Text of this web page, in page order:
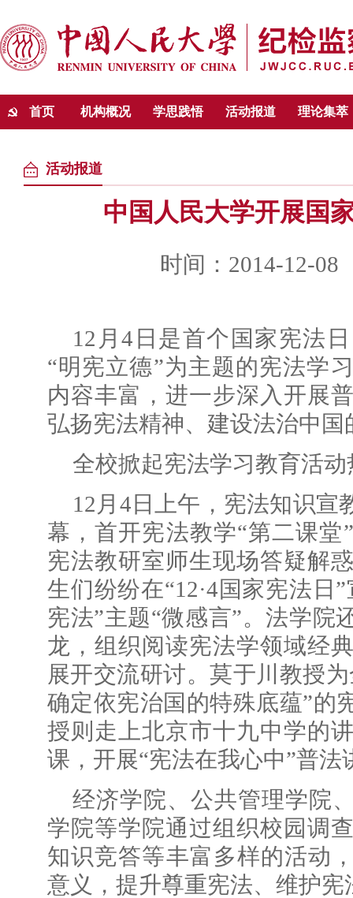
首页 机构概况 学思践悟 活动报道 理论集萃
活动报道
中国人民大学开展国
时间：2014-12-08
12月4日是首个国家宪法
“明宪立德”为主题的宪法学
内容丰富，进一步深入开展
弘扬宪法精神、建设法治中
全校掀起宪法学习教育
12月4日上午，宪法知识宣
幕，首开宪法教学“第二课
宪法教研室师生现场答疑解
生们纷纷在“12·4国家宪法日
宪法”主题“微感言”。法学院
龙，组织阅读宪法学领域经
展开交流研讨。莫于川教授
确定依宪治国的特殊底蕴”的
授则走上北京市十九中学的
课，开展“宪法在我心中”普法
经济学院、公共管理学院
学院等学院通过组织校园调
知识竞答等丰富多样的活动
意义，提升尊重宪法、维护宪